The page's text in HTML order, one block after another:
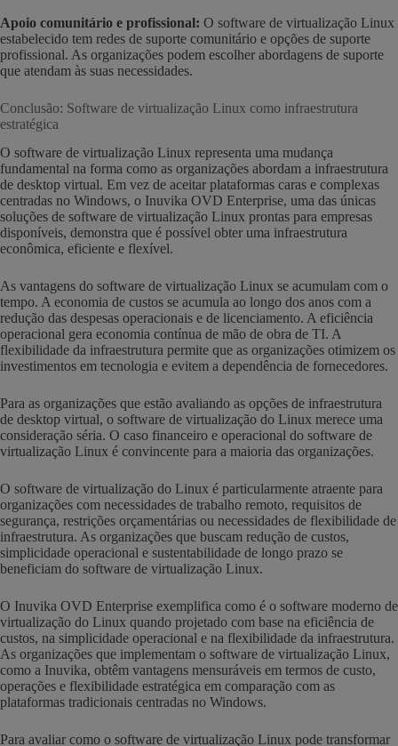
Apoio comunitário e profissional: O software de virtualização Linux
estabelecido tem redes de suporte comunitário e opções de suporte
profissional. As organizações podem escolher abordagens de suporte
que atendam às suas necessidades.
Conclusão: Software de virtualização Linux como infraestrutura
estratégica
O software de virtualização Linux representa uma mudança
fundamental na forma como as organizações abordam a infraestrutura
de desktop virtual. Em vez de aceitar plataformas caras e complexas
centradas no Windows, o Inuvika OVD Enterprise, uma das únicas
soluções de software de virtualização Linux prontas para empresas
disponíveis, demonstra que é possível obter uma infraestrutura
econômica, eficiente e flexível.
As vantagens do software de virtualização Linux se acumulam com o
tempo. A economia de custos se acumula ao longo dos anos com a
redução das despesas operacionais e de licenciamento. A eficiência
operacional gera economia contínua de mão de obra de TI. A
flexibilidade da infraestrutura permite que as organizações otimizem os
investimentos em tecnologia e evitem a dependência de fornecedores.
Para as organizações que estão avaliando as opções de infraestrutura
de desktop virtual, o software de virtualização do Linux merece uma
consideração séria. O caso financeiro e operacional do software de
virtualização Linux é convincente para a maioria das organizações.
O software de virtualização do Linux é particularmente atraente para
organizações com necessidades de trabalho remoto, requisitos de
segurança, restrições orçamentárias ou necessidades de flexibilidade de
infraestrutura. As organizações que buscam redução de custos,
simplicidade operacional e sustentabilidade de longo prazo se
beneficiam do software de virtualização Linux.
O Inuvika OVD Enterprise exemplifica como é o software moderno de
virtualização do Linux quando projetado com base na eficiência de
custos, na simplicidade operacional e na flexibilidade da infraestrutura.
As organizações que implementam o software de virtualização Linux,
como a Inuvika, obtêm vantagens mensuráveis em termos de custo,
operações e flexibilidade estratégica em comparação com as
plataformas tradicionais centradas no Windows.
Para avaliar como o software de virtualização Linux pode transformar